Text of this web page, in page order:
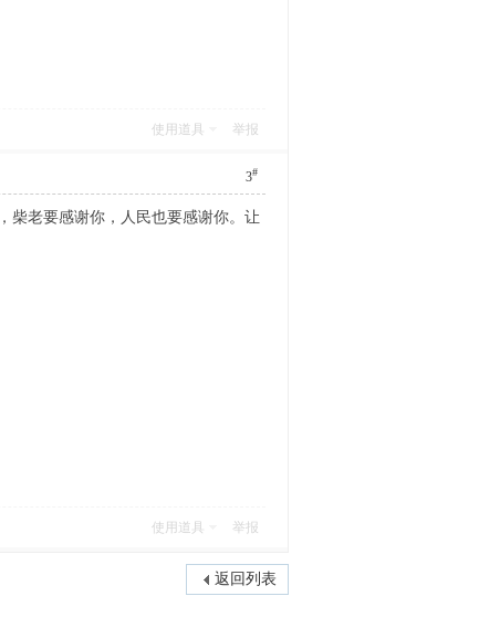
使用道具 举报
3#
老要感谢你，人民也要感谢你。让
使用道具 举报
返回列表